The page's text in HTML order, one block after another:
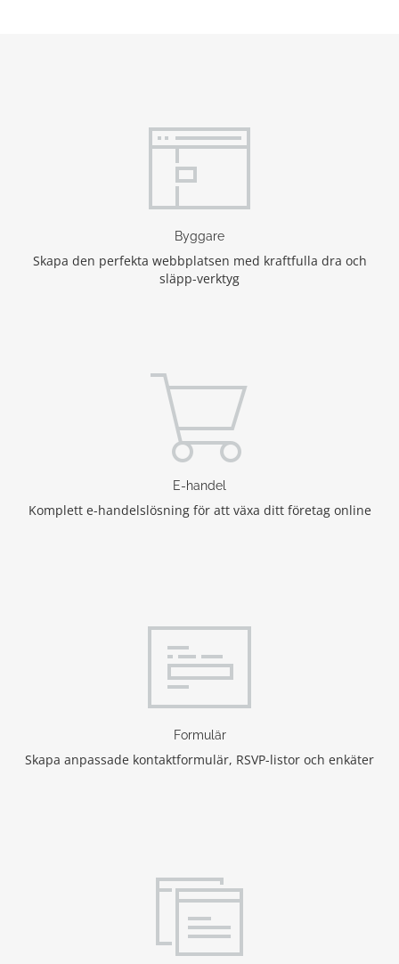
Byggare
Skapa den perfekta webbplatsen med kraftfulla dra och
släpp-verktyg
E-handel
Komplett e-handelslösning för att växa ditt företag online
Formulär
Skapa anpassade kontaktformulär, RSVP-listor och enkäter